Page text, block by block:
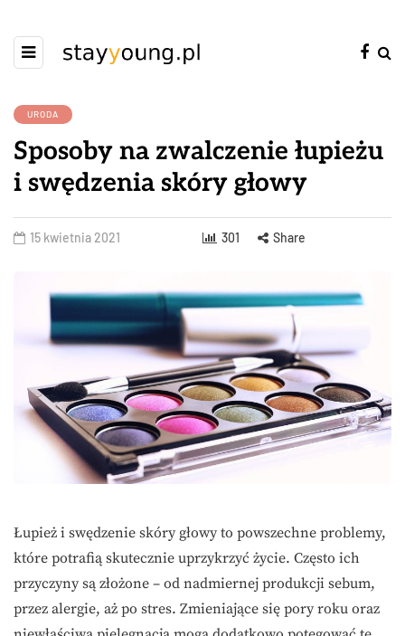
URODA
Sposoby na zwalczenie łupieżu
i swędzenia skóry głowy
15 kwietnia 2021 301 Share
Łupież i swędzenie skóry głowy to powszechne problemy,
które potrafią skutecznie uprzykrzyć życie. Często ich
przyczyny są złożone – od nadmiernej produkcji sebum,
przez alergie, aż po stres. Zmieniające się pory roku oraz